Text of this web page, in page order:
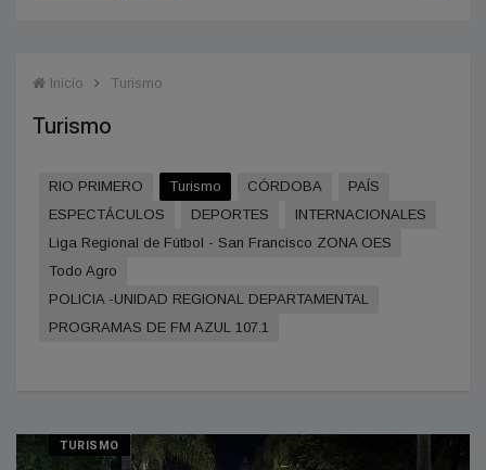
Inicio Turismo
Turismo
RIO PRIMERO Turismo CÓRDOBA
PAÍS
ESPECTÁCULOS
DEPORTES
INTERNACIONALES
Liga Regional de Fútbol - San Francisco ZONA OES
Todo Agro
POLICIA -UNIDAD REGIONAL DEPARTAMENTAL
PROGRAMAS DE FM AZUL 107.1
TURISMO